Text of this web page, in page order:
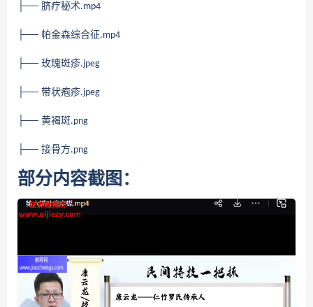
├── 脐疗秘术.mp4
├── 帕金森综合征.mp4
├── 玫瑰斑疹.jpeg
├── 带状疱疹.jpeg
├── 黄褐斑.png
├── 接骨方.png
部分内容截图：